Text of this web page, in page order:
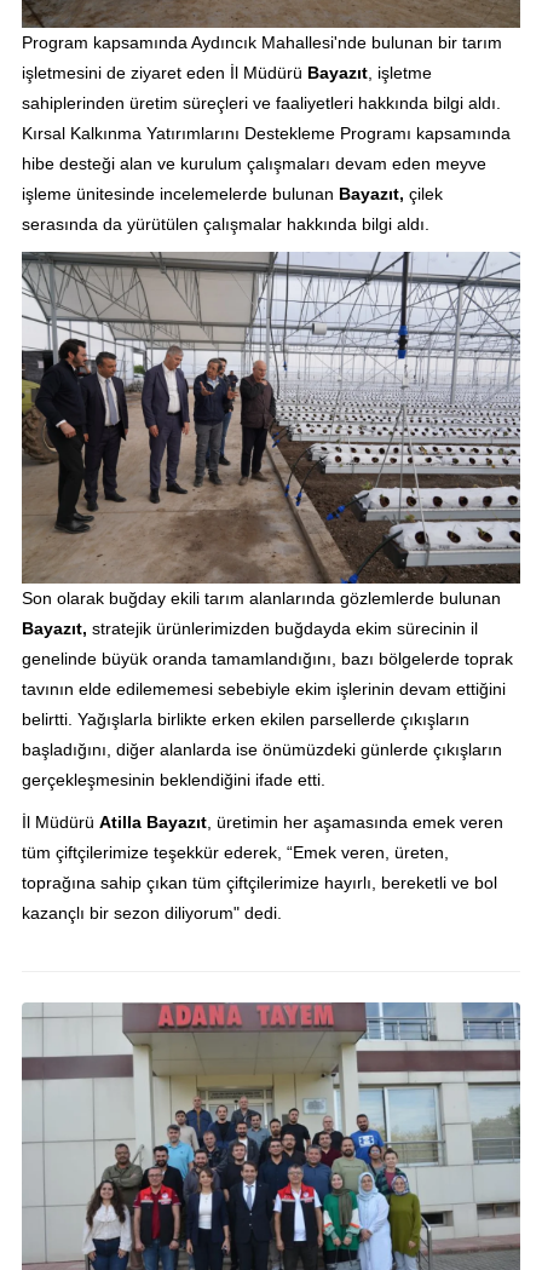
Program kapsamında Aydıncık Mahallesi'nde bulunan bir tarım
işletmesini de ziyaret eden İl Müdürü Bayazıt, işletme
sahiplerinden üretim süreçleri ve faaliyetleri hakkında bilgi aldı.
Kırsal Kalkınma Yatırımlarını Destekleme Programı kapsamında
hibe desteği alan ve kurulum çalışmaları devam eden meyve
işleme ünitesinde incelemelerde bulunan Bayazıt, çilek
serasında da yürütülen çalışmalar hakkında bilgi aldı.
Son olarak buğday ekili tarım alanlarında gözlemlerde bulunan
Bayazıt, stratejik ürünlerimizden buğdayda ekim sürecinin il
genelinde büyük oranda tamamlandığını, bazı bölgelerde toprak
tavının elde edilememesi sebebiyle ekim işlerinin devam ettiğini
belirtti. Yağışlarla birlikte erken ekilen parsellerde çıkışların
başladığını, diğer alanlarda ise önümüzdeki günlerde çıkışların
gerçekleşmesinin beklendiğini ifade etti.​​
İl Müdürü Atilla Bayazıt, üretimin her aşamasında emek veren
tüm çiftçilerimize teşekkür ederek, “Emek veren, üreten,
toprağına sahip çıkan tüm çiftçilerimize hayırlı, bereketli ve bol
kazançlı bir sezon diliyorum" dedi.